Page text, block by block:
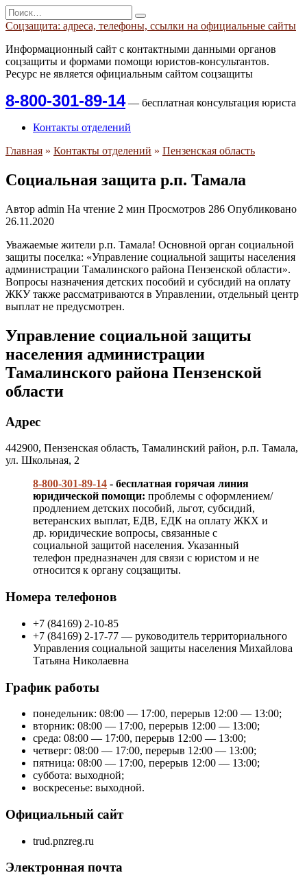
Перейти
к
содержанию
Search
for:
Соцзащита: адреса, телефоны, ссылки на официальные сайты
Информационный сайт с контактными данными органов
соцзащиты и формами помощи юристов-консультантов.
Ресурс не является официальным сайтом соцзащиты
8-800-301-89-14— бесплатная консультация юриста
Контакты отделений
Главная » Контакты отделений » Пензенская область
Социальная защита р.п. Тамала
Автор admin На чтение 2 мин Просмотров 286 Опубликовано
26.11.2020
Уважаемые жители р.п. Тамала! Основной орган социальной
защиты поселка: «Управление социальной защиты населения
администрации Тамалинского района Пензенской области».
Вопросы назначения детских пособий и субсидий на оплату
ЖКУ также рассматриваются в Управлении, отдельный центр
выплат не предусмотрен.
Управление социальной защиты
населения администрации
Тамалинского района Пензенской
области
Адрес
442900, Пензенская область, Тамалинский район, р.п. Тамала,
ул. Школьная, 2
8-800-301-89-14 - бесплатная горячая линия
юридической помощи: проблемы с оформлением/
продлением детских пособий, льгот, субсидий,
ветеранских выплат, ЕДВ, ЕДК на оплату ЖКХ и
др. юридические вопросы, связанные с
социальной защитой населения. Указанный
телефон предназначен для связи с юристом и не
относится к органу соцзащиты.
Номера телефонов
+7 (84169) 2-10-85
+7 (84169) 2-17-77 — руководитель территориального
Управления социальной защиты населения Михайлова
Татьяна Николаевна
График работы
понедельник: 08:00 — 17:00, перерыв 12:00 — 13:00;
вторник: 08:00 — 17:00, перерыв 12:00 — 13:00;
среда: 08:00 — 17:00, перерыв 12:00 — 13:00;
четверг: 08:00 — 17:00, перерыв 12:00 — 13:00;
пятница: 08:00 — 17:00, перерыв 12:00 — 13:00;
суббота: выходной;
воскресенье: выходной.
Официальный сайт
trud.pnzreg.ru
Электронная почта